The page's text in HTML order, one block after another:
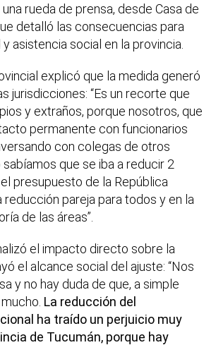
rueda de prensa, desde Casa de
detalló las consecuencias para
asistencia social en la provincia.
explicó que la medida generó
jurisdicciones: “Es un recorte que
y extraños, porque nosotros, que
permanente con funcionarios
con colegas de otros
que se iba a reducir 2
presupuesto de la República
reducción pareja para todos y en la
de las áreas”.
el impacto directo sobre la
el alcance social del ajuste: “Nos
y no hay duda de que, a simple
La reducción del
ha traído un perjuicio muy
de Tucumán, porque hay